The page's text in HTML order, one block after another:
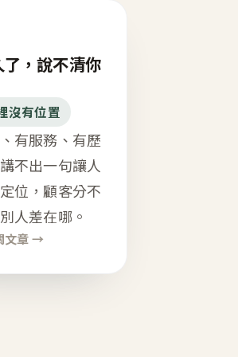
，說不清你
沒有位置
有服務、有歷
不出一句讓人
位，顧客分不
人差在哪。
文章 →